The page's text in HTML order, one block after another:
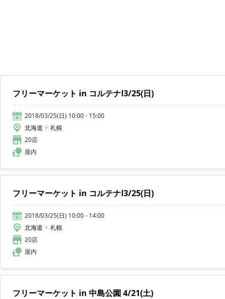
フリーマーケット in コルテナⅠ3/25(日)
2018/03/25(日) 10:00 - 15:00
北海道
札幌
20店
屋内
フリーマーケット in コルテナⅠ3/25(日)
2018/03/25(日) 10:00 - 14:00
北海道
札幌
20店
屋内
フリーマーケット in 中島公園 4/21(土)